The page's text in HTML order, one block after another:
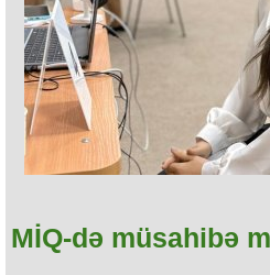
MİQ-də müsahibə